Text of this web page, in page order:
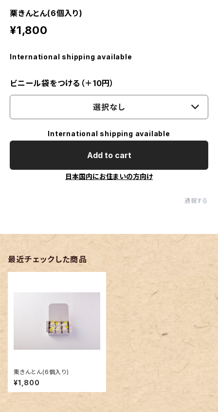
栗きんとん(6個入り)
¥1,800
International shipping available
ビニール袋をつける（＋10円）
選択なし
International shipping available
Add to cart
日本国内にお住まいの方向け
通報する
最近チェックした商品
栗きんとん(6個入り)
¥1,800